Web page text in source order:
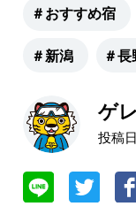
＃おすすめ宿
＃新潟 ＃長
ゲ
投稿日